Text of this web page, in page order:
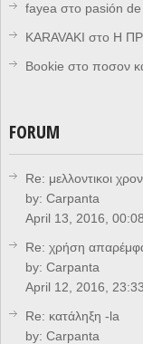
fayea στο pasión
KARAVAKI στο Η
Bookie στο ποσον
FORUM
Re: μελλοντικοι
by: Carpanta
April 13, 2016, 00:08
Re: χρήση
by: Carpanta
April 12, 2016, 23:33
Re: κατάληξη -la
by: Carpanta